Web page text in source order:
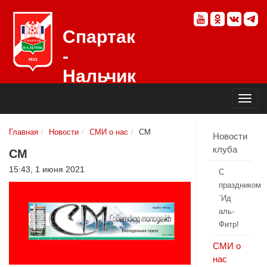
Спартак
-
Нальчик
Главная Новости СМИ о нас СМ
СМ
15:43, 1 июня 2021
Новости
клуба
С
праздником
`Ид
аль-
Фитр!
СМИ о
нас